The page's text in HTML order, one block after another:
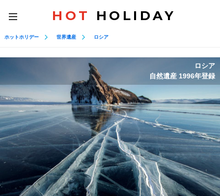
toggle
navigation
HOT HOLIDAY
ホットホリデー 世界遺産 ロシア
ロシア
自然遺産 1996年登録